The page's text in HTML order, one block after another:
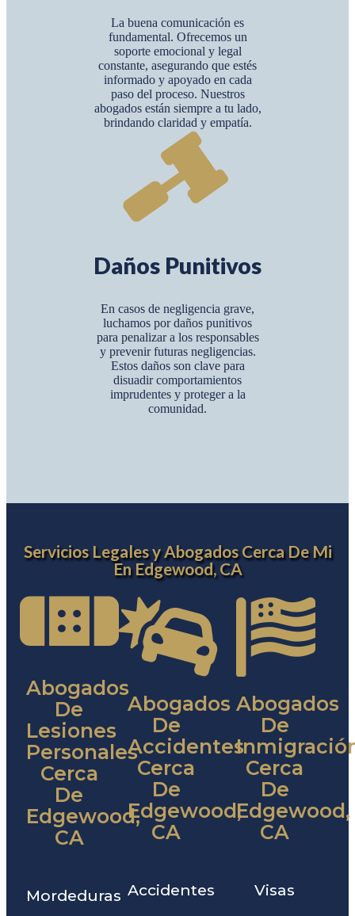
La buena comunicación es
fundamental. Ofrecemos un
soporte emocional y legal
constante, asegurando que estés
informado y apoyado en cada
paso del proceso. Nuestros
abogados están siempre a tu lado,
brindando claridad y empatía.
Daños Punitivos
En casos de negligencia grave,
luchamos por daños punitivos
para penalizar a los responsables
y prevenir futuras negligencias.
Estos daños son clave para
disuadir comportamientos
imprudentes y proteger a la
comunidad.
Servicios Legales y Abogados Cerca De Mi
En Edgewood, CA
Abogados
De
Lesiones
Personales
Cerca
De
Edgewood,
CA
Mordeduras
Abogados
De
Accidentes
Cerca
De
Edgewood,
CA
Accidentes
Abogados
De
Cerca
De
Edgewood,
CA
Visas